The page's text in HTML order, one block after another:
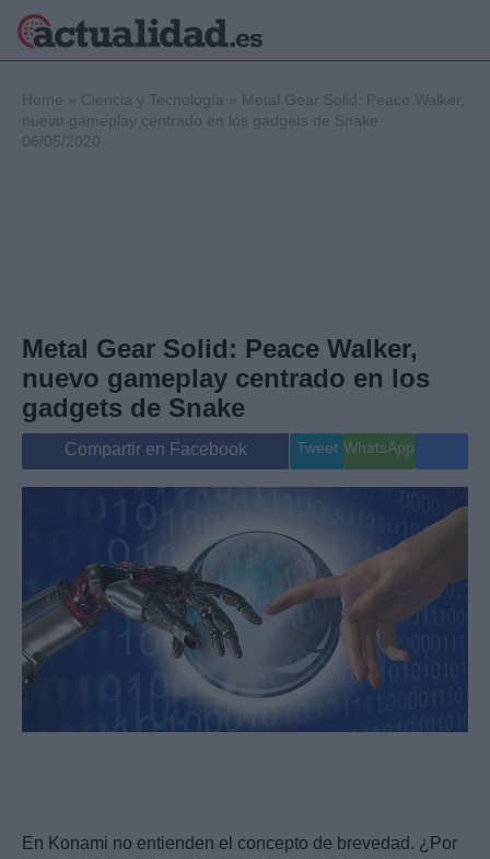
Internacional
Viajes
Gente
Musica
Home » Ciencia y Tecnología » Metal Gear Solid: Peace Walker,
nuevo gameplay centrado en los gadgets de Snake
06/05/2020
Metal Gear Solid: Peace Walker,
nuevo gameplay centrado en los
gadgets de Snake
Compartir en Facebook Tweet WhatsApp
En Konami no entienden el concepto de brevedad. ¿Por